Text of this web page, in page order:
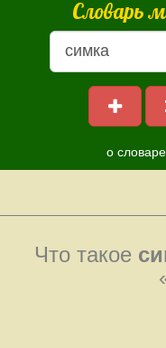
Словарь
о словаре
Что такое